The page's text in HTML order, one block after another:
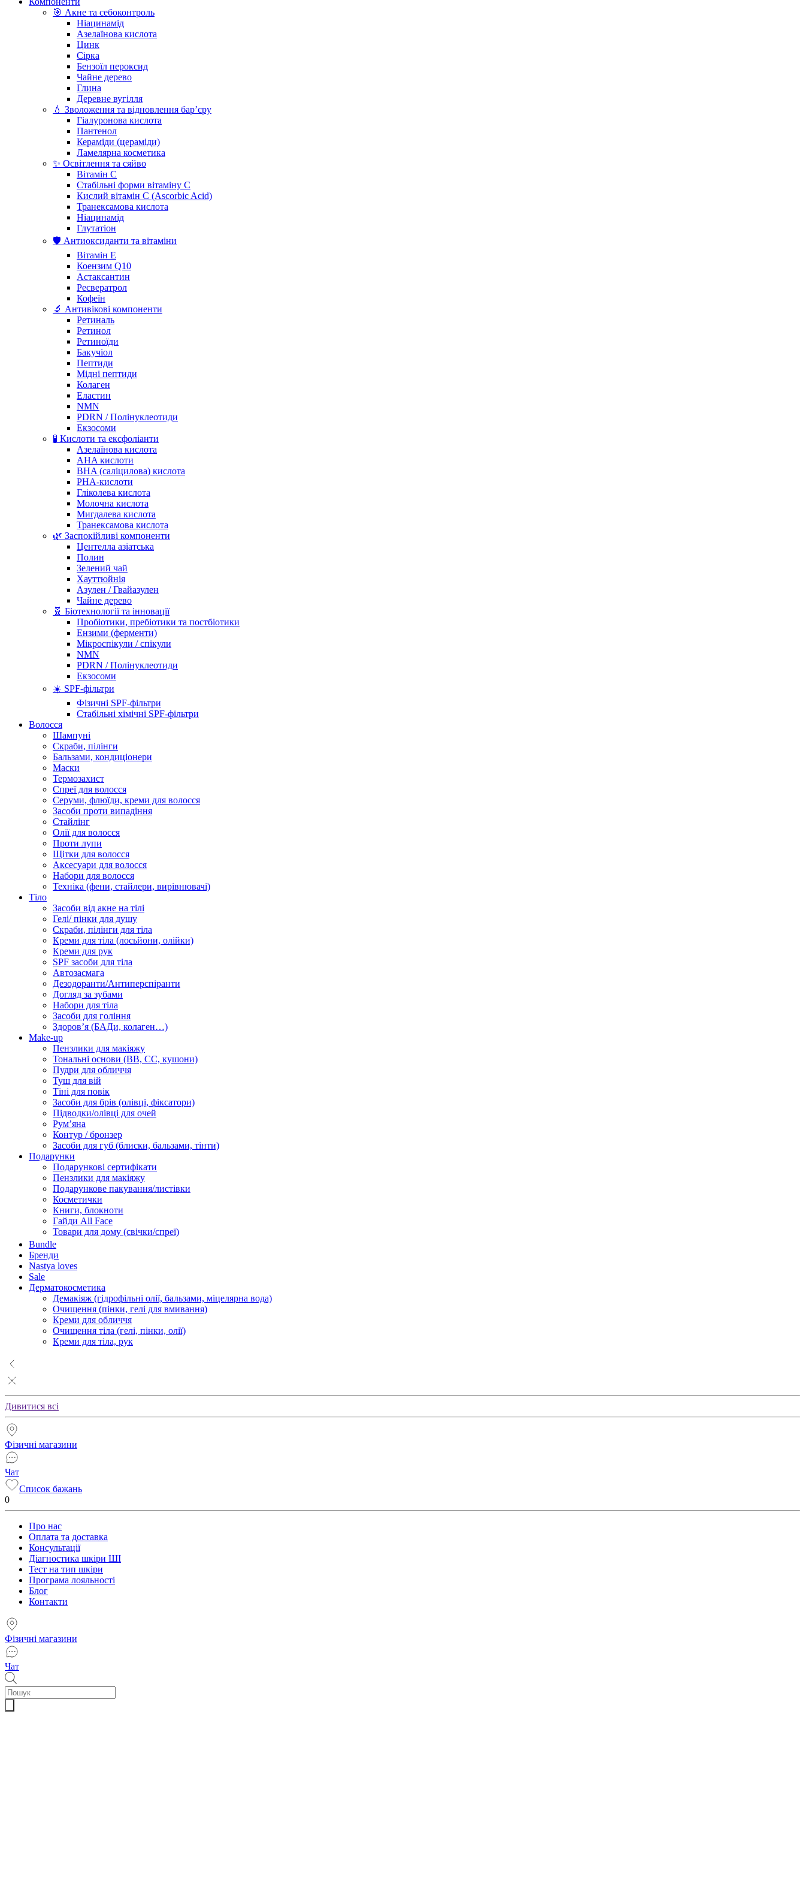
🎯 Акне та себоконтроль
Ніацинамід
Азелаїнова кислота
Цинк
Сірка
Бензоїл пероксид
Чайне дерево
Глина
Деревне вугілля
💧 Зволоження та відновлення бар’єру
Гіалуронова кислота
Пантенол
Кераміди (цераміди)
Ламелярна косметика
✨ Освітлення та сяйво
Вітамін С
Стабільні форми вітаміну С
Кислий вітамін С (Ascorbic Acid)
Транексамова кислота
Ніацинамід
Глутатіон
🛡️ Антиоксиданти та вітаміни
Вітамін Е
Коензим Q10
Астаксантин
Ресвератрол
Кофеїн
🔬 Антивікові компоненти
Ретиналь
Ретинол
Ретиноїди
Бакучіол
Пептиди
Мідні пептиди
Колаген
Еластин
NMN
PDRN / Полінуклеотиди
Екзосоми
🧪 Кислоти та ексфоліанти
Азелаїнова кислота
AHA кислоти
BHA (саліцилова) кислота
PHA-кислоти
Гліколева кислота
Молочна кислота
Мигдалева кислота
Транексамова кислота
🌿 Заспокійливі компоненти
Центелла азіатська
Полин
Зелений чай
Хауттюйнія
Азулен / Гвайазулен
Чайне дерево
🧬 Біотехнології та інновації
Пробіотики, пребіотики та постбіотики
Ензими (ферменти)
Мікроспікули / спікули
NMN
PDRN / Полінуклеотиди
Екзосоми
☀️ SPF-фільтри
Фізичні SPF-фільтри
Стабільні хімічні SPF-фільтри
Волосся
Шампуні
Скраби, пілінги
Бальзами, кондиціонери
Маски
Термозахист
Спреї для волосся
Серуми, флюїди, креми для волосся
Засоби проти випадіння
Стайлінг
Олії для волосся
Проти лупи
Щітки для волосся
Аксесуари для волосся
Набори для волосся
Техніка (фени, стайлери, вирівнювачі)
Тіло
Засоби від акне на тілі
Гелі/ пінки для душу
Скраби, пілінги для тіла
Креми для тіла (лосьйони, олійки)
Креми для рук
SPF засоби для тіла
Автозасмага
Дезодоранти/Антиперспіранти
Догляд за зубами
Набори для тіла
Засоби для гоління
Здоровʼя (БАДи, колаген…)
Make-up
Пензлики для макіяжу
Тональні основи (BB, CC, кушони)
Пудри для обличчя
Туш для вій
Тіні для повік
Засоби для брів (олівці, фіксатори)
Підводки/олівці для очей
Румʼяна
Контур / бронзер
Засоби для губ (блиски, бальзами, тінти)
Подарунки
Подарункові сертифікати
Пензлики для макіяжу
Подарункове пакування/листівки
Косметички
Книги, блокноти
Гайди All Face
Товари для дому (свічки/спреї)
Bundle
Бренди
Nastya loves
Sale
Дерматокосметика
Демакіяж (гідрофільні олії, бальзами, міцелярна вода)
Очищення (пінки, гелі для вмивання)
Креми для обличчя
Очищення тіла (гелі, пінки, олії)
Креми для тіла, рук
Дивитися всі
Фізичні магазини
Чат
Список бажань
0
Про нас
Оплата та доставка
Консультації
Діагностика шкіри ШІ
Тест на тип шкіри
Програма лояльності
Блог
Контакти
Фізичні магазини
Чат
Пошук
товарів